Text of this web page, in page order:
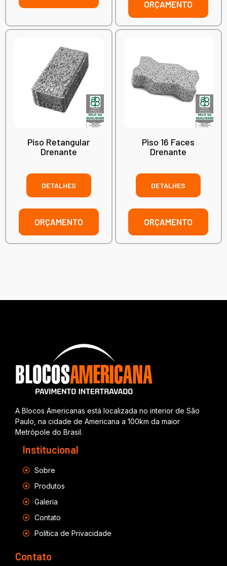
ORÇAMENTO
Piso Retangular
Drenante
DETALHES
ORÇAMENTO
Piso 16 Faces
Drenante
DETALHES
ORÇAMENTO
A Blocos Americanas está localizada no interior de São
Paulo, na cidade de Americana a 100km da maior
Metrópole do Brasil.
Institucional
Sobre
Produtos
Galeria
Contato
Política de Privacidade
Contato